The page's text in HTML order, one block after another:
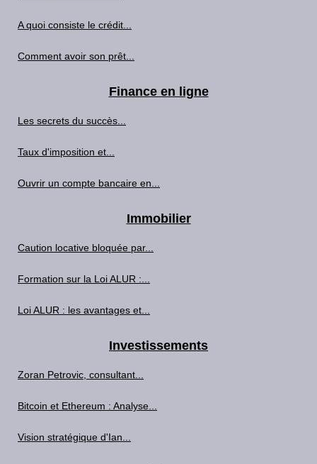
A quoi consiste le crédit...
Comment avoir son prêt...
Finance en ligne
Les secrets du succès...
Taux d'imposition et...
Ouvrir un compte bancaire en...
Immobilier
Caution locative bloquée par...
Formation sur la Loi ALUR :...
Loi ALUR : les avantages et...
Investissements
Zoran Petrovic, consultant...
Bitcoin et Ethereum : Analyse...
Vision stratégique d'Ian...